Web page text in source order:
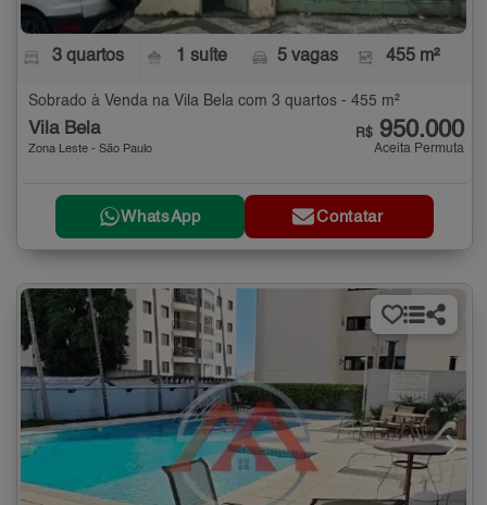
3 quartos 1 suíte 5 vagas 455 m²
Sobrado à Venda na Vila Bela com 3 quartos - 455 m²
Vila Bela
Zona Leste - São Paulo
R$ 950.000
Aceita Permuta
WhatsApp Contatar